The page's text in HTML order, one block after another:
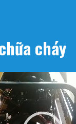
cháy